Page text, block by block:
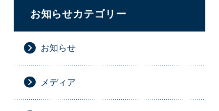
お知らせカテゴリー
お知らせ
メディア